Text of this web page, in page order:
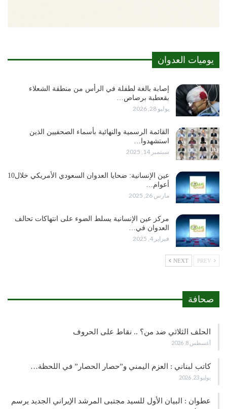
يوميات العدوان
إصابة بالغة لطفلة في الرأس من منطقة الشعلاء
بقعطبة برصاص…
يوليو 28, 2026
القائمة الرسمية والنهائية بأسماء الصحفيين الذين
استشهدوا…
سبتمبر 14, 2025
عين الإنسانية: ضحايا العدوان السعودي الأمريكي خلال10
أعوام…
مارس 26, 2025
مركز عين الإنسانية يسلط الضوء على انتهاكات تحالف
العدوان في…
فبراير 4, 2025
NEXT
صحافة
الحلف الثلاثي ضد من؟ .. نقاط على الحروف
أغسطس 8, 2026
كاتب لبناني : العزم اليمني و”حصار الحصار” في اللحظة…
يوليو 23, 2026
عطوان : البيان الأول للسيد مجتبى المرشد الإيراني الجديد يرسم